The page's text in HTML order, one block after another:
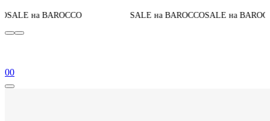
SALE на BAROCCOSALE на BAROCCOДо конца
00